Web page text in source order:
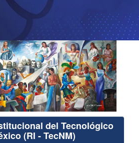
del Tecnológico
(RI - TecNM)